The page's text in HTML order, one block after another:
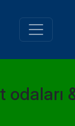
odaları